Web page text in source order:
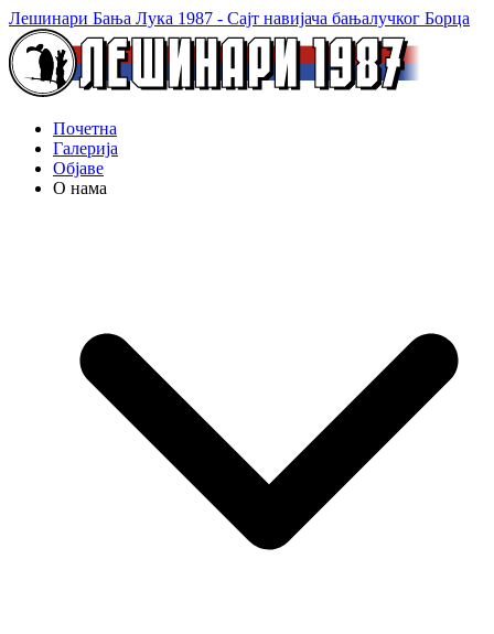
Лешинари Бања Лука 1987 - Сајт навијача бањалучког Борца
Почетна
Галерија
Објаве
О нама